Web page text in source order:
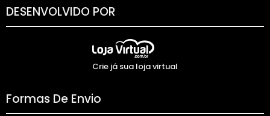
DESENVOLVIDO POR
Crie já sua loja virtual
Formas De Envio